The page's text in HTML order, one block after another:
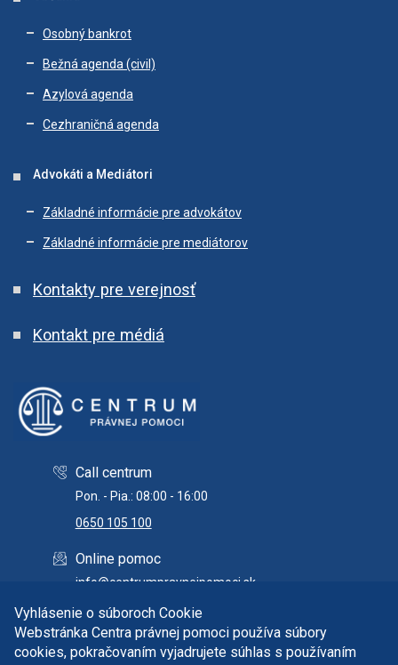
Vyhlásenie o súboroch Cookie
Webstránka Centra právnej pomoci používa súbory
cookies, pokračovaním vyjadrujete súhlas s používaním
Osobný bankrot
Bežná agenda (civil)
Azylová agenda
Cezhraničná agenda
Advokáti a Mediátori
Základné informácie pre advokátov
Základné informácie pre mediátorov
Kontakty pre verejnosť
Kontakt pre médiá
Call centrum
Pon. - Pia.: 08:00 - 16:00
0650 105 100
Online pomoc
info@centrumpravnejpomoci.sk
Copyright © 2026 Centrum právnej pomoci. Všetky práva